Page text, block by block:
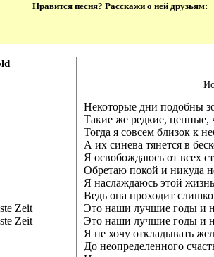
Нравится песня? Расскажи о ней друзьям:
Zeit
Zeit
Некоторые дни подобны
Такие же редкие, ценные,
Тогда я совсем близок к
А их синева тянется в
Я освобождаюсь от всех
Обретаю покой и никуда
Я наслаждаюсь этой
Ведь она проходит
Это наши лучшие годы и
Это наши лучшие годы и
Я не хочу откладывать
До неопределенного